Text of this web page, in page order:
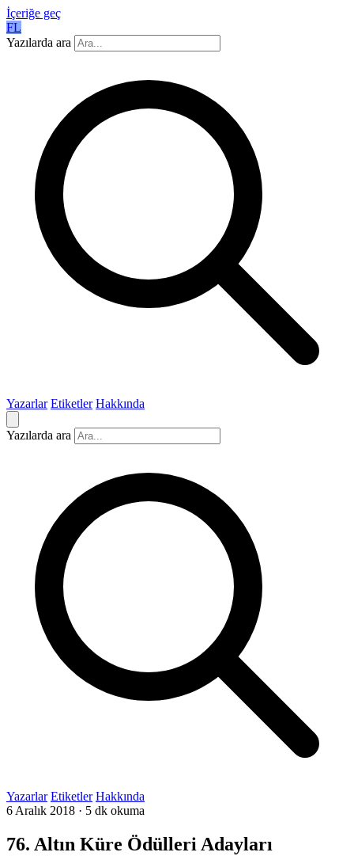
İçeriğe geç
FL
Yazılarda ara
Yazarlar Etiketler Hakkında
Yazılarda ara
Yazarlar Etiketler Hakkında
6 Aralık 2018 · 5 dk okuma
76. Altın Küre Ödülleri Adayları